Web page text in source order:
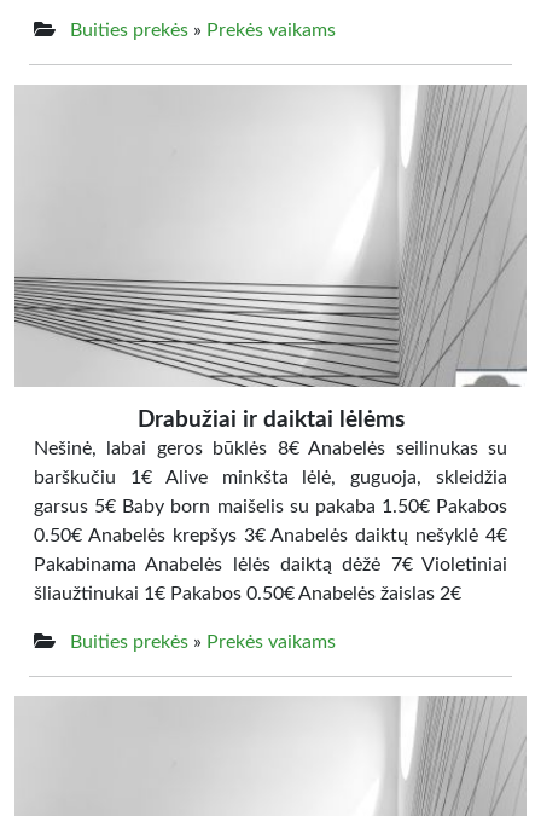
Buities prekės » Prekės vaikams
Drabužiai ir daiktai lėlėms
Nešinė, labai geros būklės 8€ Anabelės seilinukas su
barškučiu 1€ Alive minkšta lėlė, guguoja, skleidžia
garsus 5€ Baby born maišelis su pakaba 1.50€ Pakabos
0.50€ Anabelės krepšys 3€ Anabelės daiktų nešyklė 4€
Pakabinama Anabelės lėlės daiktą dėžė 7€ Violetiniai
šliaužtinukai 1€ Pakabos 0.50€ Anabelės žaislas 2€
Buities prekės » Prekės vaikams